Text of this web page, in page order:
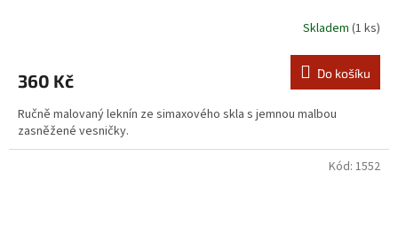
Skladem (1 ks)
360 Kč Do košíku
Ručně malovaný leknín ze simaxového skla s jemnou malbou
zasněžené vesničky.
Kód: 1552